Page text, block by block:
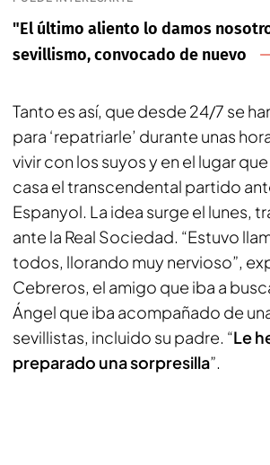
"El último aliento lo damos
sevillismo, convocado de nuevo
Tanto es así, que desde 24/7 se
para ‘repatriarle’ durante unas
vivir con los suyos y en el lugar
casa el transcendental partido
Espanyol. La idea surge el lunes,
ante la Real Sociedad. “Estuvo
todos, llorando muy nervioso”,
Cebreros, el amigo que iba a
Ángel que iba acompañado de
sevillistas, incluido su padre. “Le
preparado una sorpresilla”.